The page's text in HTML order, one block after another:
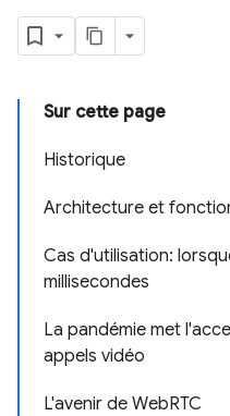
Sur cette page
Historique
Architecture et
Cas d'utilisation:
millisecondes
La pandémie met
appels vidéo
L'avenir de WebRTC